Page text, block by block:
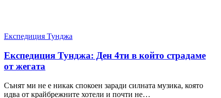
Експедиция Тунджа
Експедиция Тунджа: Ден 4ти в който страдаме
от жегата
Сънят ми не е никак спокоен заради силната музика, която
идва от крайбрежните хотели и почти не…